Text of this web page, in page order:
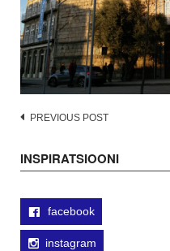
Post
PREVIOUS POST
INSPIRATSIOONI
facebook
instagram